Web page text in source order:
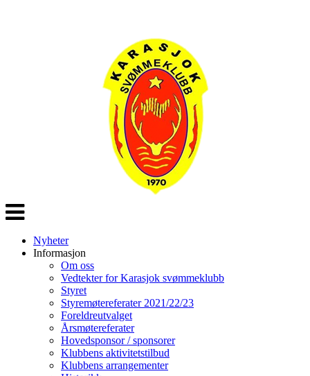
Veksle
navigasjon
Nyheter
Informasjon
Om oss
Vedtekter for Karasjok svømmeklubb
Styret
Styremøtereferater 2021/22/23
Foreldreutvalget
Årsmøtereferater
Hovedsponsor / sponsorer
Klubbens aktivitetstilbud
Klubbens arrangementer